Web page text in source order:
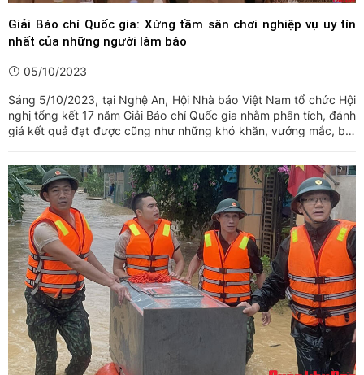
Giải Báo chí Quốc gia: Xứng tầm sân chơi nghiệp vụ uy tín
nhất của những người làm báo
05/10/2023
Sáng 5/10/2023, tại Nghệ An, Hội Nhà báo Việt Nam tổ chức Hội
nghị tổng kết 17 năm Giải Báo chí Quốc gia nhằm phân tích, đánh
giá kết quả đạt được cũng như những khó khăn, vướng mắc, bất